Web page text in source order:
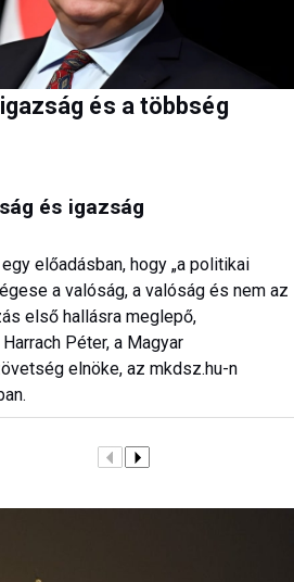
és a többség
és igazság
előadásban, hogy „a politikai
a valóság, a valóság és nem az
első hallásra meglepő,
Péter, a Magyar
elnöke, az mkdsz.hu-n